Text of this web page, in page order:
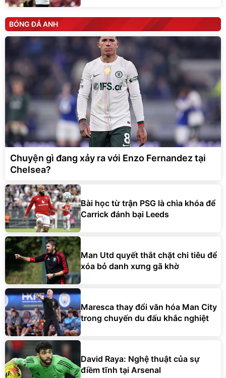
BÓNG ĐÁ ANH
Chuyện gì đang xảy ra với Enzo Fernandez tại
Chelsea?
Bài học từ trận PSG là chìa khóa để
Carrick đánh bại Leeds
Man Utd quyết thắt chặt chi tiêu để
xóa bỏ danh xưng gã khờ
Maresca thay đổi văn hóa Man City
trong chuyến du đấu khắc nghiệt
David Raya: Nghệ thuật của sự
điềm tĩnh tại Arsenal